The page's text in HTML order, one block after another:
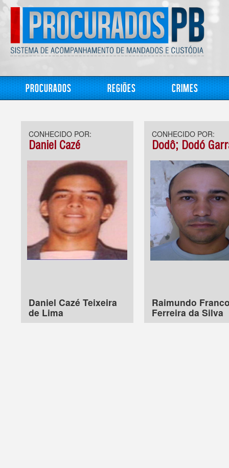
Procurados Regiões Crimes
CONHECIDO POR:
Daniel Cazé
Daniel Cazé Teixeira
de Lima
CONHECIDO POR:
Dodô; Dodó
Raimundo
Ferreira da Silva